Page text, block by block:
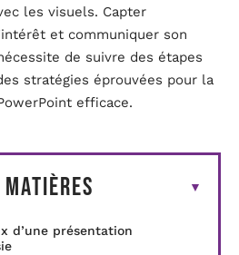
les visuels. Capter
et communiquer son
de suivre des étapes
stratégies éprouvées pour la
efficace.
matières
d’une présentation